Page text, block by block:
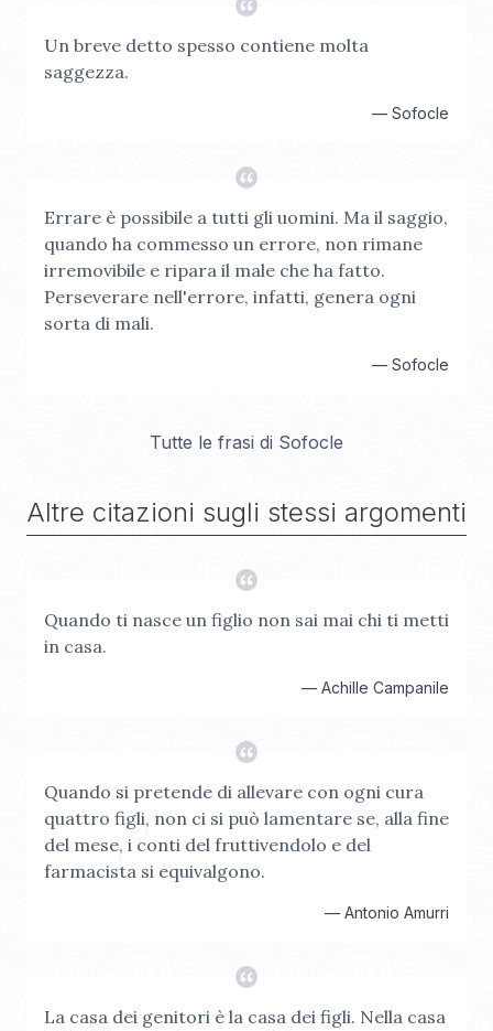
Un breve detto spesso contiene molta
saggezza.
— Sofocle
Errare è possibile a tutti gli uomini. Ma il saggio,
quando ha commesso un errore, non rimane
irremovibile e ripara il male che ha fatto.
Perseverare nell'errore, infatti, genera ogni
sorta di mali.
— Sofocle
Tutte le frasi di Sofocle
Altre citazioni sugli stessi argomenti
Quando ti nasce un figlio non sai mai chi ti metti
in casa.
— Achille Campanile
Quando si pretende di allevare con ogni cura
quattro figli, non ci si può lamentare se, alla fine
del mese, i conti del fruttivendolo e del
farmacista si equivalgono.
— Antonio Amurri
La casa dei genitori è la casa dei figli. Nella casa